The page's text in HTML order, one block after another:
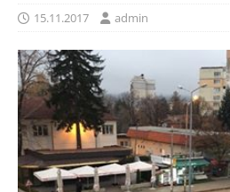
15.11.2017 admin